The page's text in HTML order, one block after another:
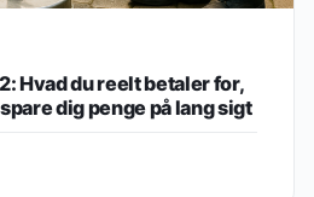
Hvad du reelt betaler for,
dig penge på lang sigt